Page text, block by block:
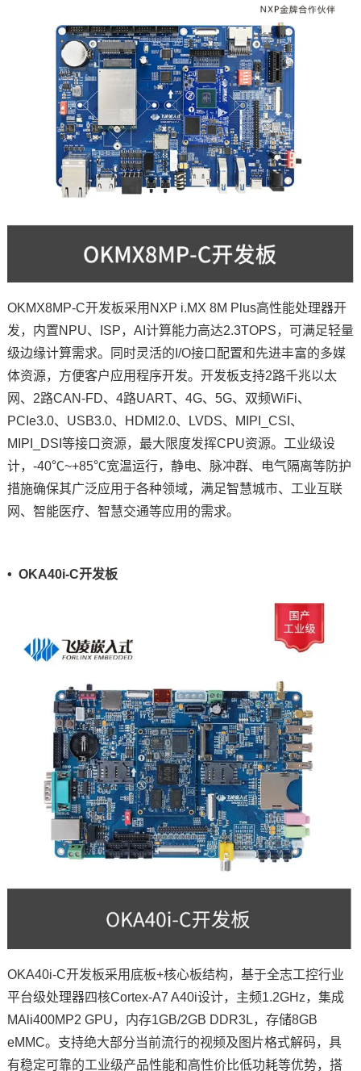
OKMX8MP-C开发板采用 NXP i.MX 8M Plus高性能处理器开
发，内置NPU、ISP，AI计算能力高达2.3TOPS，可满足轻量
级边缘计算需求。同时灵活的I/O接口配置和先进丰富的多媒
体资源，方便客户应用程序开发。开发板支持2路千兆以太
网、2路CAN-FD、4路UART、4G、5G、双频WiFi、
PCIe3.0、USB3.0、HDMI2.0、LVDS、MIPI_CSI、
MIPI_DSI等接口资源，最大限度发挥CPU资源。工业级设
计，-40℃~+85℃宽温运行，静电、脉冲群、电气隔离等防护
措施确保其广泛应用于各种领域，满足智慧城市、工业互联
网、智能医疗、 智慧交通等应用的需求。
• OKA40i-C开发板
OKA40i-C开发板采用底板+核心板结构，基于全志工控行业
平台级处理器四核Cortex-A7 A40i设计，主频1.2GHz，集成
MAli400MP2 GPU，内存1GB/2GB DDR3L，存储8GB
eMMC。支持绝大部分当前流行的视频及图片格式解码，具
有稳定可靠的工业级产品性能和高性价比低功耗等优势，搭